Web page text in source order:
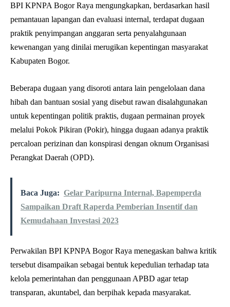
BPI KPNPA Bogor Raya mengungkapkan, berdasarkan hasil
pemantauan lapangan dan evaluasi internal, terdapat dugaan
praktik penyimpangan anggaran serta penyalahgunaan
kewenangan yang dinilai merugikan kepentingan masyarakat
Kabupaten Bogor.
Beberapa dugaan yang disoroti antara lain pengelolaan dana
hibah dan bantuan sosial yang disebut rawan disalahgunakan
untuk kepentingan politik praktis, dugaan permainan proyek
melalui Pokok Pikiran (Pokir), hingga dugaan adanya praktik
percaloan perizinan dan konspirasi dengan oknum Organisasi
Perangkat Daerah (OPD).
Baca Juga: Gelar Paripurna Internal, Bapemperda
Sampaikan Draft Raperda Pemberian Insentif dan
Kemudahaan Investasi 2023
Perwakilan BPI KPNPA Bogor Raya menegaskan bahwa kritik
tersebut disampaikan sebagai bentuk kepedulian terhadap tata
kelola pemerintahan dan penggunaan APBD agar tetap
transparan, akuntabel, dan berpihak kepada masyarakat.